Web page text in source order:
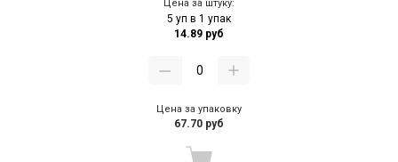
Цена за штуку:
5 уп в 1 упак
14.89 руб
Цена за упаковку
67.70 руб